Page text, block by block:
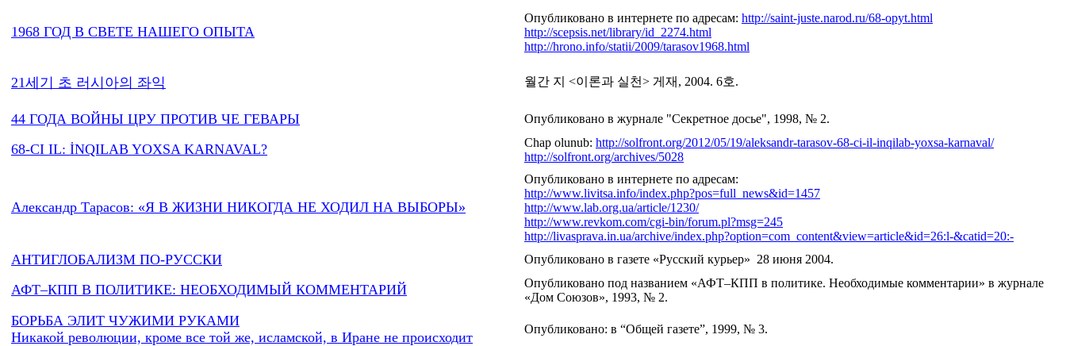
1968 ГОД В СВЕТЕ НАШЕГО ОПЫТА
Опубликовано в интернете по адресам: http://saint-juste.narod.ru/68-opyt.html
http://scepsis.net/library/id_2274.html
http://hrono.info/statii/2009/tarasov1968.html
21세기 초 러시아의 좌익 월간 지 <이론과 실천> 게재, 2004. 6호.
44 ГОДА ВОЙНЫ ЦРУ ПРОТИВ ЧЕ ГЕВАРЫ Опубликовано в журнале "Секретное досье", 1998, № 2.
68-CI IL: İNQILAB YOXSA KARNAVAL? Chap olunub: http://solfront.org/2012/05/19/aleksandr-tarasov-68-ci-il-inqilab-yoxsa-karnaval/
http://solfront.org/archives/5028
Александр Тарасов: «Я В ЖИЗНИ НИКОГДА НЕ ХОДИЛ НА ВЫБОРЫ»
Опубликовано в интернете по адресам:
http://www.livitsa.info/index.php?pos=full_news&id=1457
http://www.lab.org.ua/article/1230/
http://www.revkom.com/cgi-bin/forum.pl?msg=245
http://livasprava.in.ua/archive/index.php?option=com_content&view=article&id=26:l-&catid=20:-
АНТИГЛОБАЛИЗМ ПО-РУССКИ Опубликовано в газете «Русский курьер» 28 июня 2004.
АФТ–КПП В ПОЛИТИКЕ: НЕОБХОДИМЫЙ КОММЕНТАРИЙ
Опубликовано под названием «АФТ–КПП в политике. Необходимые комментарии» в журнале
«Дом Союзов», 1993, № 2.
БОРЬБА ЭЛИТ ЧУЖИМИ РУКАМИ
Никакой революции, кроме все той же, исламской, в Иране не происходит
Опубликовано: в “Общей газете”, 1999, № 3.